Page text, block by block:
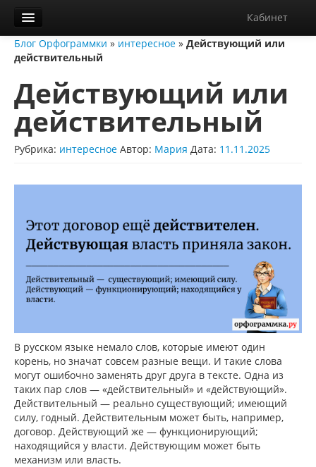
Кабинет
Орфограммка
Блог
О нас
Контакты
Справка
Блог Орфограммки » интересное » Действующий или
действительный
Действующий или
действительный
Рубрика: интересное Автор: Мария Дата: 11.11.2025
В русском языке немало слов, которые имеют один
корень, но значат совсем разные вещи. И такие слова
могут ошибочно заменять друг друга в тексте. Одна из
таких пар слов — «действительный» и «действующий».
Действительный — реально существующий; имеющий
силу, годный. Действительным может быть, например,
договор. Действующий же — функционирующий;
находящийся у власти. Действующим может быть
механизм или власть.